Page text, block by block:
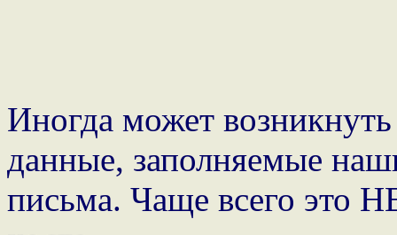
Иногда может
данные, заполняемые
письма. Чаще всего это